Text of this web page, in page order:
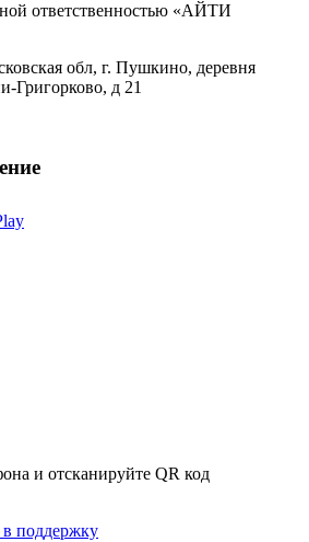
ответственностью «АЙТИ
обл, г. Пушкино, деревня
Григорково, д 21
и отсканируйте QR код
поддержку